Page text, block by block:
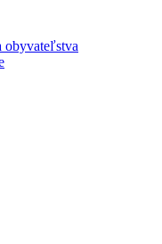
obyvateľstva